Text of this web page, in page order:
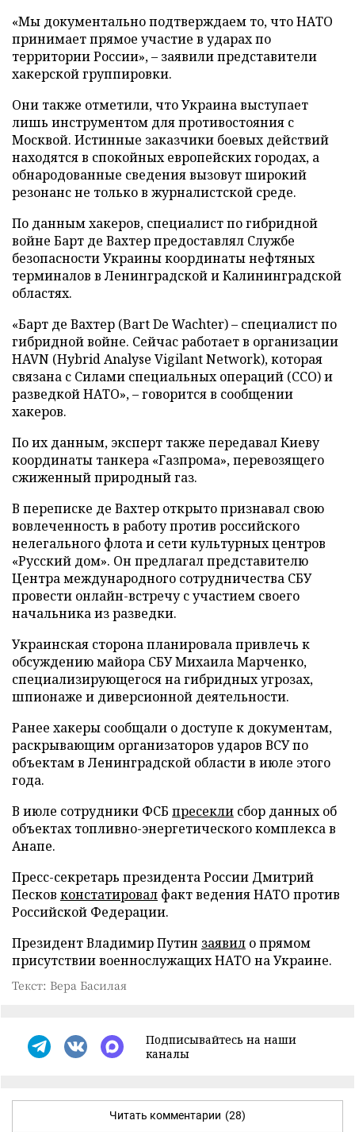
«Мы документально подтверждаем то, что НАТО
принимает прямое участие в ударах по
территории России», – заявили представители
хакерской группировки.
Они также отметили, что Украина выступает
лишь инструментом для противостояния с
Москвой. Истинные заказчики боевых действий
находятся в спокойных европейских городах, а
обнародованные сведения вызовут широкий
резонанс не только в журналистской среде.
По данным хакеров, специалист по гибридной
войне Барт де Вахтер предоставлял Службе
безопасности Украины координаты нефтяных
терминалов в Ленинградской и Калининградской
областях.
«Барт де Вахтер (Bart De Wachter) – специалист по
гибридной войне. Сейчас работает в организации
HAVN (Hybrid Analyse Vigilant Network), которая
связана с Силами специальных операций (ССО) и
разведкой НАТО», – говорится в сообщении
хакеров.
По их данным, эксперт также передавал Киеву
координаты танкера «Газпрома», перевозящего
сжиженный природный газ.
В переписке де Вахтер открыто признавал свою
вовлеченность в работу против российского
нелегального флота и сети культурных центров
«Русский дом». Он предлагал представителю
Центра международного сотрудничества СБУ
провести онлайн-встречу с участием своего
начальника из разведки.
Украинская сторона планировала привлечь к
обсуждению майора СБУ Михаила Марченко,
специализирующегося на гибридных угрозах,
шпионаже и диверсионной деятельности.
Ранее хакеры сообщали о доступе к документам,
раскрывающим организаторов ударов ВСУ по
объектам в Ленинградской области в июле этого
года.
В июле сотрудники ФСБ пресекли сбор данных об
объектах топливно-энергетического комплекса в
Анапе.
Пресс-секретарь президента России Дмитрий
Песков констатировал факт ведения НАТО против
Российской Федерации.
Президент Владимир Путин заявил о прямом
присутствии военнослужащих НАТО на Украине.
Текст: Вера Басилая
Подписывайтесь на наши
каналы
Читать комментарии (28)